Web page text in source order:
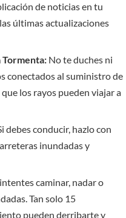
de noticias en tu
últimas actualizaciones
Tormenta: No te duches ni
conectados al suministro de
los rayos pueden viajar a
debes conducir, hazlo con
inundadas y
caminar, nadar o
Tan solo 15
pueden derribarte y